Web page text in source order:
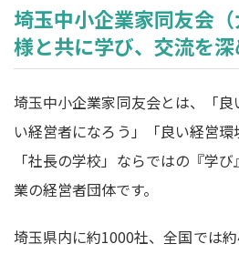
埼玉中小企業家同友会
様と共に学び、交流を
埼玉中小企業家同友会とは、「
い経営者になろう」「良い経営
「社長の学校」ならではの『学
業の経営者団体です。
埼玉県内に約1000社、全国では